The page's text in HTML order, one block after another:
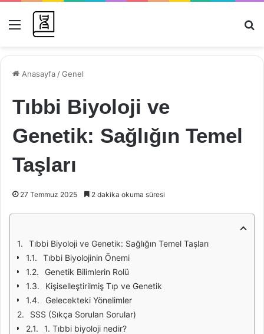
Menü
Anasayfa /Genel
Tıbbi Biyoloji ve
Genetik: Sağlığın Temel
Taşları
27 Temmuz 2025 2 dakika okuma süresi
Tıbbi Biyoloji ve Genetik: Sağlığın Temel Taşları
Tıbbi Biyolojinin Önemi
Genetik Bilimlerin Rolü
Kişiselleştirilmiş Tıp ve Genetik
Gelecekteki Yönelimler
SSS (Sıkça Sorulan Sorular)
1. Tıbbi biyoloji nedir?